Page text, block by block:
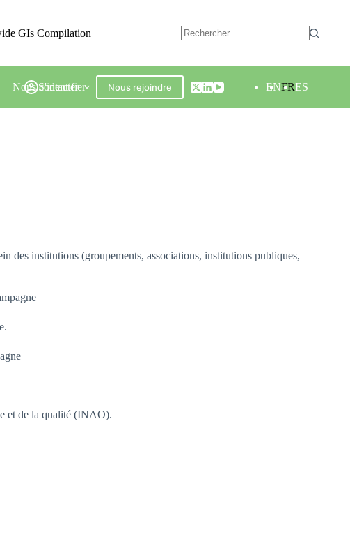
GIs Compilation
Nous contacter
S'identifier Nous rejoindre ENFRES
des institutions (groupements, associations, institutions publiques,
et de la qualité (INAO).